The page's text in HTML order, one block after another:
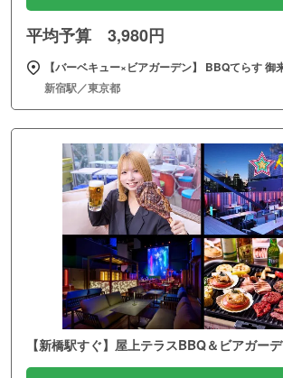
平均予算 3,980円
【バーベキュー×ビアガーデン】 BBQてらす 御
新宿駅／東京都
【新橋駅すぐ】屋上テラスBBQ＆ビアガー